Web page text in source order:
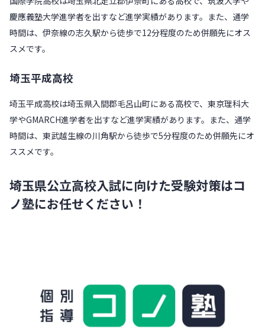
慶應義塾大学進学者を出すなど進学実績があります。また、通学
時間は、伊奈線の志久駅から徒歩で12分程度のため併願先にオス
スメです。
埼玉平成高校
埼玉平成高校は埼玉県入間郡毛呂山町にある高校で、東京理科大
学やGMARCH進学者を出すなど進学実績があります。また、通学
時間は、東武越生線の川角駅から徒歩で5分程度のため併願先にオ
ススメです。
埼玉県公立高校入試に向けた受験対策はコ
ノ塾にお任せください！